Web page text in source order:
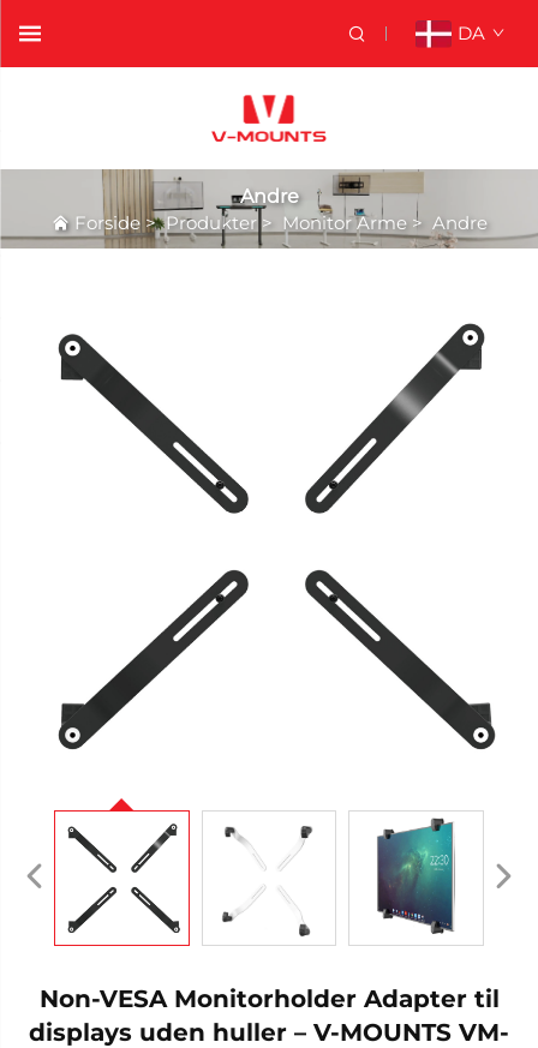
DA
Andre
Forside>Produkter> Monitor Arme> Andre
Non-VESA Monitorholder Adapter til
displays uden huller – V-MOUNTS VM-